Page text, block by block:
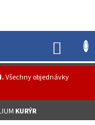
Všechny objednávky
KURÝR